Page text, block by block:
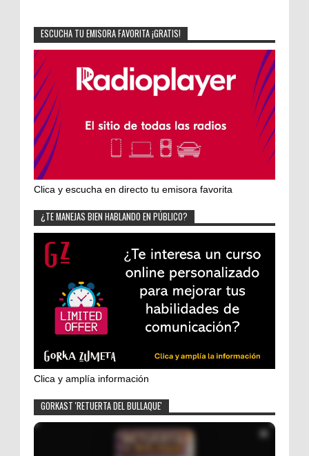
ESCUCHA TU EMISORA FAVORITA ¡GRATIS!
Clica y escucha en directo tu emisora favorita
¿TE MANEJAS BIEN HABLANDO EN PÚBLICO?
Clica y amplía información
GORKAST 'RETUERTA DEL BULLAQUE'